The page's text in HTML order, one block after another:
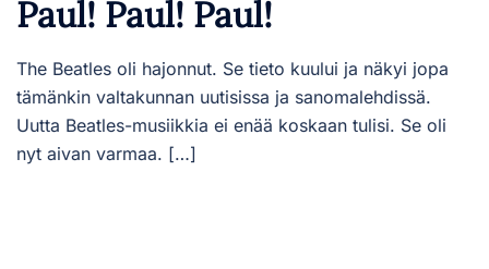
Paul! Paul! Paul!
The Beatles oli hajonnut. Se tieto kuului ja näkyi jopa
tämänkin valtakunnan uutisissa ja sanomalehdissä.
Uutta Beatles-musiikkia ei enää koskaan tulisi. Se oli
nyt aivan varmaa. […]